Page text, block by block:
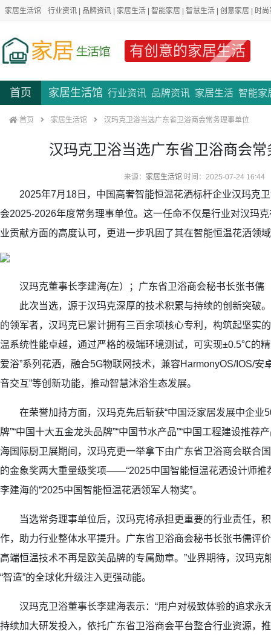
家居生活馆 行业资讯 | 品牌资讯 | 家居生活 | 智能家居 | 智慧生活 | 创意家居 | 时
有创意的家居生活
首页 家居生活馆 行业资讯 品牌资讯 家居生活 智能家
首页 家居生活馆 汉玛克卫浴当选广东省卫浴商会常务理事单位
汉玛克卫浴当选广东省卫浴商会
来源： 家居生活馆时间：2025-07-24 16:44
2025年7月18日，中国高奢智能恒温花洒标杆企业汉玛克卫
会2025-2026年度常务理事单位。这一任命不仅是行业对汉玛
业贡献方面的高度认可，更进一步巩固了其在智能恒温花洒领
汉玛克董事长李建海(左）；广东省卫浴商会秘书长张书儒
此次当选，源于汉玛克深厚的技术积累与持续的创新突破
的领军者，汉玛克已累计拥有三百余项核心专利，构筑起坚实
温系统性能卓越，通过严格的极端环境测试，可实现±0.5℃的
爱浴”系列花洒，融合5G物联网技术，兼容HarmonyOS/IOS/安
音交互”等创新功能，推动智慧沐浴生态发展。
在荣誉加持方面，汉玛克先后斩获“中国泛家居发展中企业
牌”“中国十大五金龙头品牌”“中国节水产品”“中国工程建设推荐
海国际厨卫展期间，汉玛克更一举拿下由广东省卫浴商会联合
的金象奖两大重量级奖项——“2025中国智能恒温花洒设计师推
李建海的“2025中国智能恒温花洒领军人物奖”。
当选常务理事单位后，汉玛克将承担更重要的行业责任，积
作，助力行业整体水平提升。广东省卫浴商会秘书长张书儒评
高端恒温技术不再是欧美品牌的专属勋章。”业界期待，汉玛克
“智造”的全球化升级注入更强动能。
汉玛克卫浴董事长李建海表示：“用户对极致体验的追求永
持续加大研发投入，依托广东省卫浴商会平台整合行业资源，